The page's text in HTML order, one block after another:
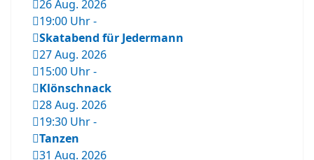
26 Aug. 2026
19:00 Uhr-
Skatabend für Jedermann
27 Aug. 2026
15:00 Uhr-
Klönschnack
28 Aug. 2026
19:30 Uhr-
Tanzen
31 Aug. 2026